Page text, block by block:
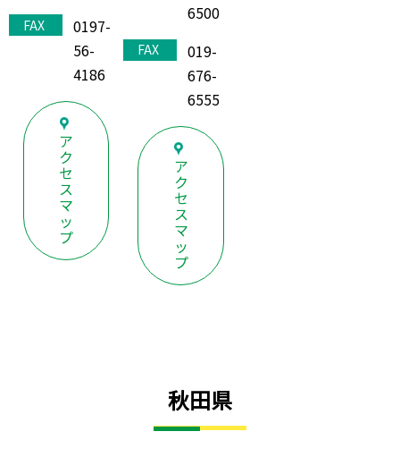
FAX
0197-
56-
4186
ア
ク
セ
ス
マ
ッ
プ
6500
FAX
019-
676-
6555
ア
ク
セ
ス
マ
ッ
プ
秋田県